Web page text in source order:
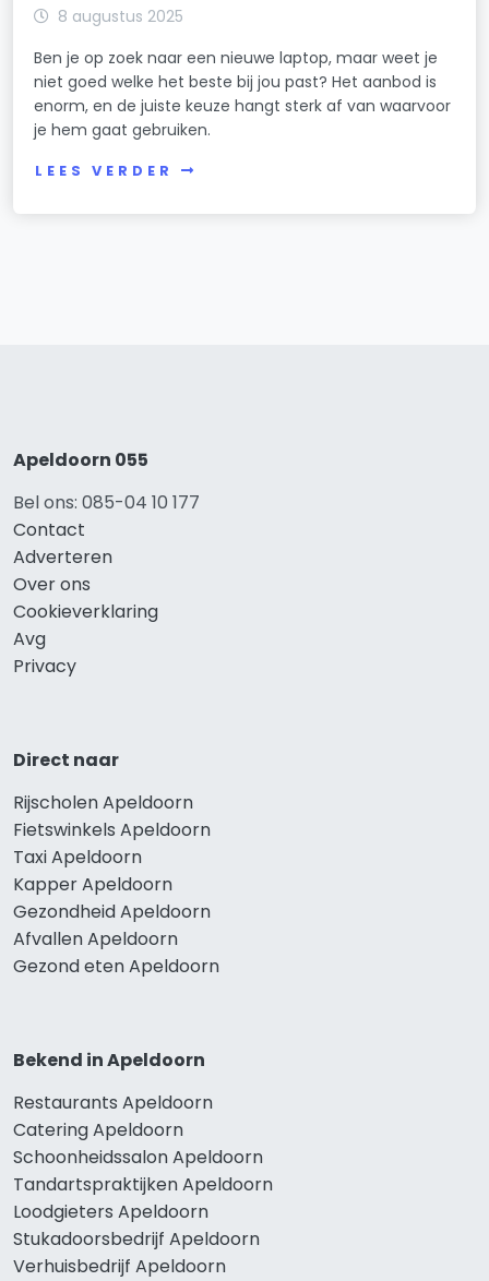
8 augustus 2025
Ben je op zoek naar een nieuwe laptop, maar weet je
niet goed welke het beste bij jou past? Het aanbod is
enorm, en de juiste keuze hangt sterk af van waarvoor
je hem gaat gebruiken.
LEES VERDER
Apeldoorn 055
Bel ons: 085-04 10 177
Contact
Adverteren
Over ons
Cookieverklaring
Avg
Privacy
Direct naar
Rijscholen Apeldoorn
Fietswinkels Apeldoorn
Taxi Apeldoorn
Kapper Apeldoorn
Gezondheid Apeldoorn
Afvallen Apeldoorn
Gezond eten Apeldoorn
Bekend in Apeldoorn
Restaurants Apeldoorn
Catering Apeldoorn
Schoonheidssalon Apeldoorn
Tandartspraktijken Apeldoorn
Loodgieters Apeldoorn
Stukadoorsbedrijf Apeldoorn
Verhuisbedrijf Apeldoorn